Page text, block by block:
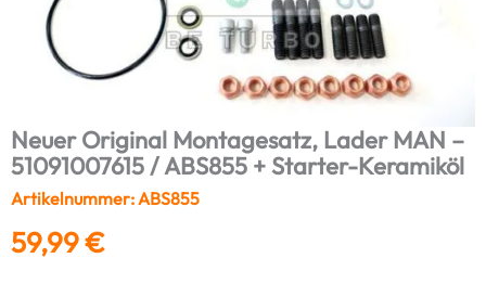
Neuer Original Montagesatz, Lader MAN –
51091007615 / ABS855 + Starter-Keramiköl
Artikelnummer: ABS855
59,99€